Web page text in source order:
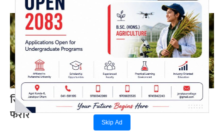
Skip Ad
सिराहामा ९१ किलो गाँजासहित एकजना पक्राउ, ४ जना
फरार